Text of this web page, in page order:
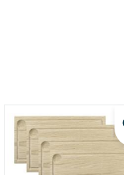
i favoriter